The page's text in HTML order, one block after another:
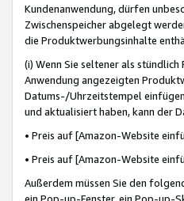
Kundenanwendung, dürfen
Zwischenspeicher abgelegt
die Produktwerbungsinhalte
(i) Wenn Sie seltener als
Anwendung angezeigten
Datums-/Uhrzeitstempel
und aktualisiert haben, kann der
• Preis auf [Amazon-Website
• Preis auf [Amazon-Website
Außerdem müssen Sie den
ein Pop-up-Fenster, ein Pop-up-